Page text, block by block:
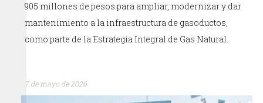
905 millones de pesos para ampliar, modernizar y dar
mantenimiento a la infraestructura de gasoductos,
como parte de la Estrategia Integral de Gas Natural.
7 de mayo de 2026